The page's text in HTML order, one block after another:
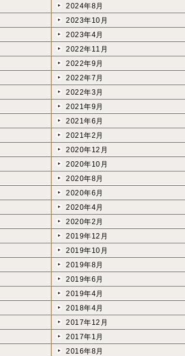
2024年8月
2023年10月
2023年4月
2022年11月
2022年9月
2022年7月
2022年3月
2021年9月
2021年6月
2021年2月
2020年12月
2020年10月
2020年8月
2020年6月
2020年4月
2020年2月
2019年12月
2019年10月
2019年8月
2019年6月
2019年4月
2018年4月
2017年12月
2017年1月
2016年8月